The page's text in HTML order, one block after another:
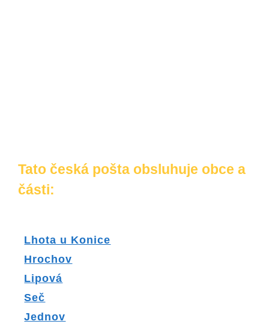
Tato česká pošta obsluhuje obce a
části:
Lhota u Konice
Hrochov
Lipová
Seč
Jednov